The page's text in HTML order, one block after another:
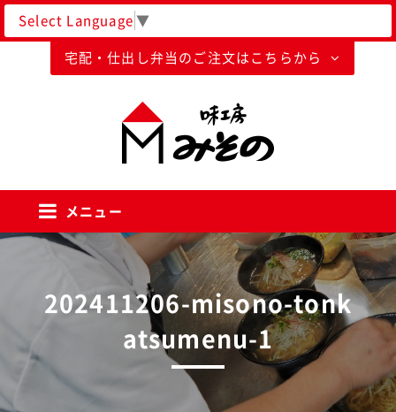
Select Language▼
宅配・仕出し弁当のご注文はこちらから
メニュー
202411206-misono-tonk
atsumenu-1